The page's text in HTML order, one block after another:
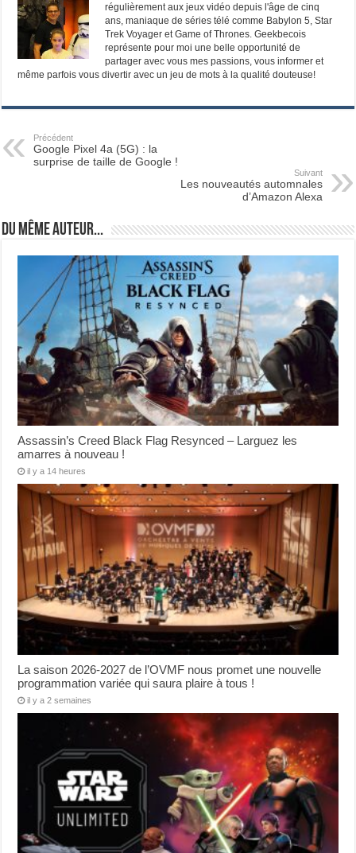
régulièrement aux jeux vidéo depuis l'âge de cinq
ans, maniaque de séries télé comme Babylon 5, Star
Trek Voyager et Game of Thrones. Geekbecois
représente pour moi une belle opportunité de
partager avec vous mes passions, vous informer et
même parfois vous divertir avec un jeu de mots à la qualité douteuse!
Précédent
Google Pixel 4a (5G) : la
surprise de taille de Google !
Suivant
Les nouveautés automnales
d’Amazon Alexa
Du même auteur...
Assassin’s Creed Black Flag Resynced – Larguez les
amarres à nouveau !
il y a 14 heures
La saison 2026-2027 de l’OVMF nous promet une nouvelle
programmation variée qui saura plaire à tous !
il y a 2 semaines